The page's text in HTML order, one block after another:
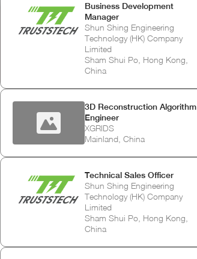
Business Development
Manager
Shun Shing Engineering
Technology (HK) Company
Limited
Sham Shui Po, Hong Kong,
China
3D Reconstruction Algorithm
Engineer
XGRIDS
Mainland, China
Technical Sales Officer
Shun Shing Engineering
Technology (HK) Company
Limited
Sham Shui Po, Hong Kong,
China